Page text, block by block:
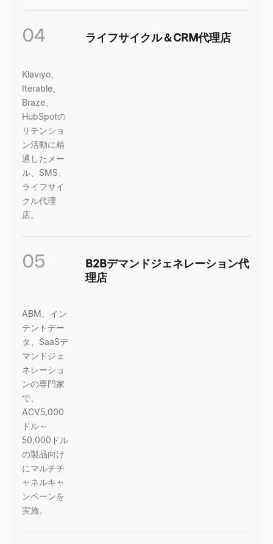
04 ライフサイクル＆CRM代理店
Klaviyo、
Iterable、
Braze、
HubSpotの
リテンショ
ン活動に精
通したメー
ル、SMS、
ライフサイ
クル代理
店。
05
B2Bデマンドジェネレーション代
理店
ABM、イン
テントデー
タ、SaaSデ
マンドジェ
ネレーショ
ンの専門家
で、
ACV5,000
ドル～
50,000ドル
の製品向け
にマルチチ
ャネルキャ
ンペーンを
実施。